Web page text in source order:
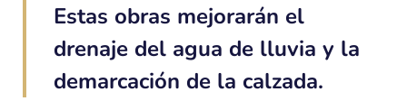
Estas obras mejorarán el
drenaje del agua de lluvia y la
demarcación de la calzada.